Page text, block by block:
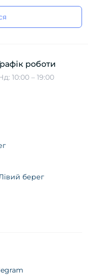
роботи
10:00 – 19:00
берег